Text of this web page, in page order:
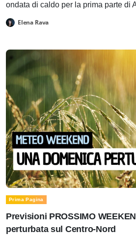
ondata di caldo per la prima parte di
Elena Rava
Prima Pagina
Previsioni PROSSIMO
perturbata sul Centro-Nord